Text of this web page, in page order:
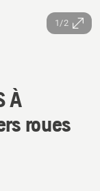
1/2
À
roues